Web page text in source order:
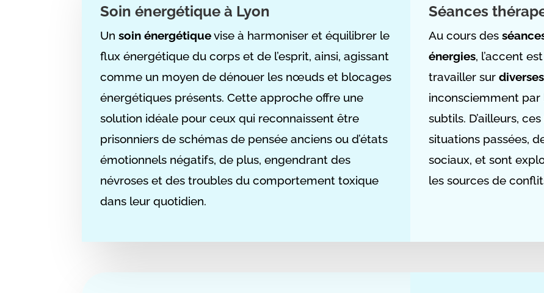
Soin énergétique à Lyon
Unsoin énergétiquevise à harmoniser et équilibrer le
flux énergétique du corps et de l’esprit, ainsi, agissant
comme un moyen de dénouer les nœuds et blocages
énergétiques présents. Cette approche offre une
solution idéale pour ceux qui reconnaissent être
prisonniers de schémas de pensée anciens ou d’états
émotionnels négatifs, de plus, engendrant des
névroses et des troubles du comportement toxique
dans leur quotidien.
Séances
Au cours des
énergies, l’accent
travailler sur
inconsciemment
subtils. D’ailleurs,
situations passées,
sociaux, et sont
les sources de